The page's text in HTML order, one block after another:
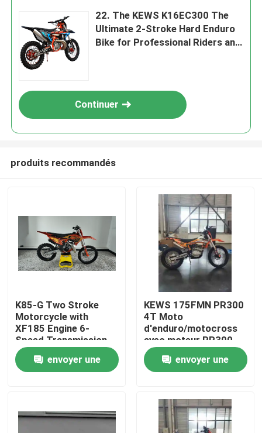
Maison
​​22. The KEWS K16EC300 The
Ultimate 2-Stroke Hard Enduro
Bike for Professional Riders and
Continuer
produits recommandés
K85-G Two Stroke
Motorcycle with
XF185 Engine 6-
Speed Transmission
and Professional
Suspension for Off-
Road Adventure
envoyer une
KEWS 175FMN PR300
4T Moto
d'enduro/motocross
avec moteur PR300,
cylindrée de 271,3 ml
et démarreur
électrique
envoyer une